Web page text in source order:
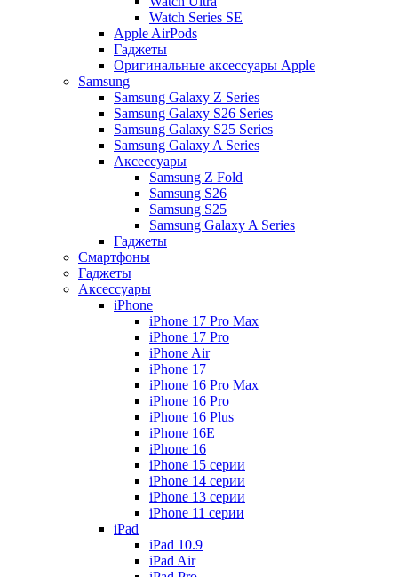
Watch Series SE
Apple AirPods
Гаджеты
Оригинальные аксессуары Apple
Samsung
Samsung Galaxy Z Series
Samsung Galaxy S26 Series
Samsung Galaxy S25 Series
Samsung Galaxy A Series
Аксессуары
Samsung Z Fold
Samsung S26
Samsung S25
Samsung Galaxy A Series
Гаджеты
Смартфоны
Гаджеты
Аксессуары
iPhone
iPhone 17 Pro Max
iPhone 17 Pro
iPhone Air
iPhone 17
iPhone 16 Pro Max
iPhone 16 Pro
iPhone 16 Plus
iPhone 16E
iPhone 16
iPhone 15 серии
iPhone 14 серии
iPhone 13 серии
iPhone 11 серии
iPad
iPad 10.9
iPad Air